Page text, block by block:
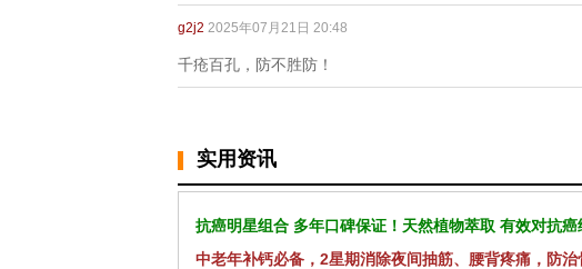
g2j2 2025年07月21日 20:48
千疮百孔，防不胜防！
实用资讯
抗癌明星组合 多年口碑保证！天然植物萃取 有效对抗癌
中老年补钙必备，2星期消除夜间抽筋、腰背疼痛，防